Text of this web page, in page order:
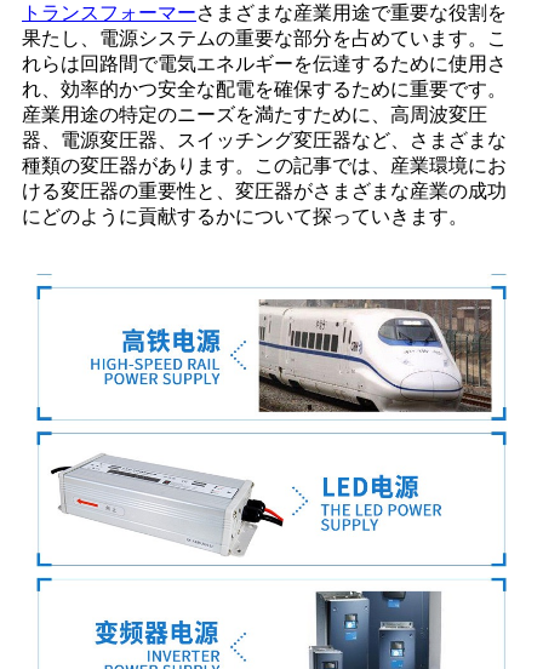
トランスフォーマーさまざまな産業用途で重要な役割を
果たし、電源システムの重要な部分を占めています。こ
れらは回路間で電気エネルギーを伝達するために使用さ
れ、効率的かつ安全な配電を確保するために重要です。
産業用途の特定のニーズを満たすために、高周波変圧
器、電源変圧器、スイッチング変圧器など、さまざまな
種類の変圧器があります。この記事では、産業環境にお
ける変圧器の重要性と、変圧器がさまざまな産業の成功
にどのように貢献するかについて探っていきます。